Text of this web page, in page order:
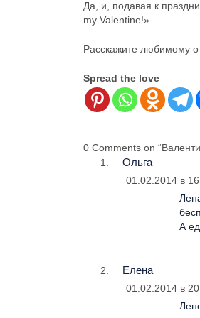
Да, и, подавая к
my Valentine!»
Расскажите любимому о
Spread the love
0 Comments on
Ольга
01.02.2014 в
А
Елена
01.02.2014 в